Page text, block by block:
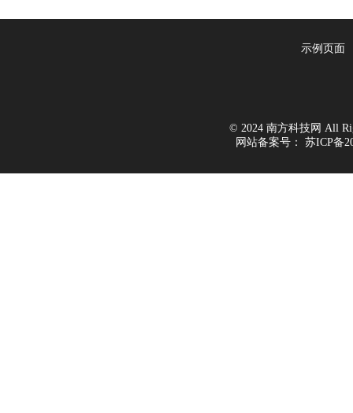
示例页面
© 2024 南方科技网 All
网站备案号：
苏ICP备